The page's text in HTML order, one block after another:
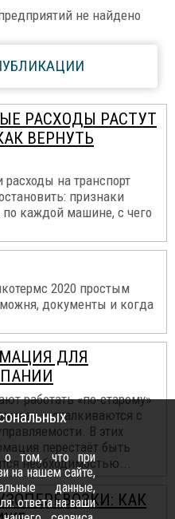
не найдено
РАСХОДЫ РАСТУТ
ВЕРНУТЬ
на транспорт
признаки
по каждой машине, с чего
2020 простым
документы и когда
ДЛЯ
работать «по-старому»
— сталкиваются с
В этих
перестаёт быть
необходимостью...
КАК
о том, что при
на нашем сайте,
данные,
ответа на ваши